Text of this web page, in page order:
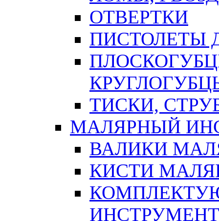
ОТВЕРТКИ
ПИСТОЛЕТЫ
ТИСКИ,
МАЛЯРНЫЙ
ВАЛИКИ
КИСТИ